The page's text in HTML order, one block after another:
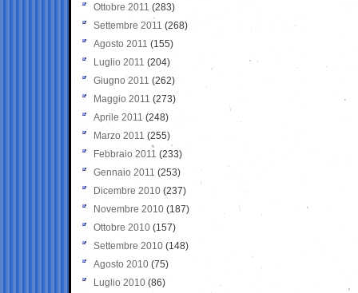
Ottobre 2011 (283)
Settembre 2011 (268)
Agosto 2011 (155)
Luglio 2011 (204)
Giugno 2011 (262)
Maggio 2011 (273)
Aprile 2011 (248)
Marzo 2011 (255)
Febbraio 2011 (233)
Gennaio 2011 (253)
Dicembre 2010 (237)
Novembre 2010 (187)
Ottobre 2010 (157)
Settembre 2010 (148)
Agosto 2010 (75)
Luglio 2010 (86)